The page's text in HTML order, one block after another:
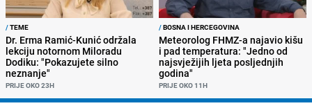
/TEME
Dr. Erma Ramić-Kunić održala
lekciju notornom Miloradu
Dodiku: "Pokazujete silno
neznanje"
PRIJE OKO 23H
/BOSNA I HERCEGOVINA
Meteorolog FHMZ-a najavio kišu
i pad temperatura: "Jedno od
najsvježijih ljeta posljednjih
godina"
PRIJE OKO 11H